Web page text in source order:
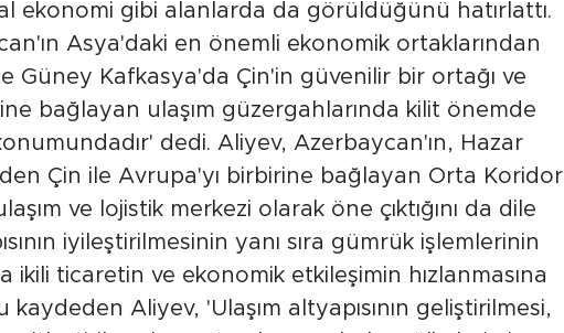
ekonomi gibi alanlarda da görüldüğünü hatırlattı.
Asya'daki en önemli ekonomik ortaklarından
Güney Kafkasya'da Çin'in güvenilir bir ortağı ve
bağlayan ulaşım güzergahlarında kilit önemde
dedi. Aliyev, Azerbaycan'ın, Hazar
Çin ile Avrupa'yı birbirine bağlayan Orta Koridor
ve lojistik merkezi olarak öne çıktığını da dile
iyileştirilmesinin yanı sıra gümrük işlemlerinin
ikili ticaretin ve ekonomik etkileşimin hızlanmasına
Aliyev, 'Ulaşım altyapısının geliştirilmesi,